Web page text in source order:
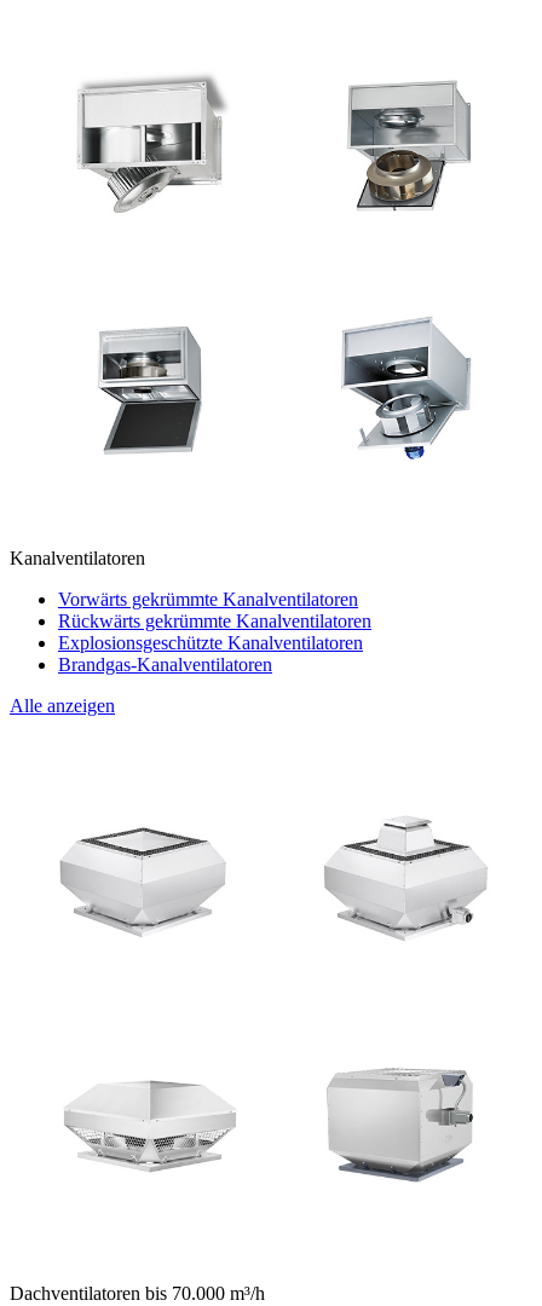
Kanalventilatoren
Vorwärts gekrümmte Kanalventilatoren
Rückwärts gekrümmte Kanalventilatoren
Explosionsgeschützte Kanalventilatoren
Brandgas-Kanalventilatoren
Alle anzeigen
Dachventilatoren bis 70.000 m³/h